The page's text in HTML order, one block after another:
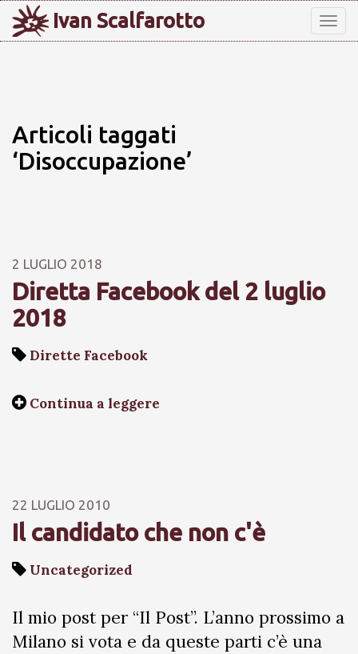
Ivan Scalfarotto
Articoli taggati
‘Disoccupazione’
2 LUGLIO 2018
Diretta Facebook del 2 luglio
2018
Dirette Facebook
Continua a leggere
22 LUGLIO 2010
Il candidato che non c'è
Uncategorized
Il mio post per “Il Post”. L’anno prossimo a
Milano si vota e da queste parti c’è una